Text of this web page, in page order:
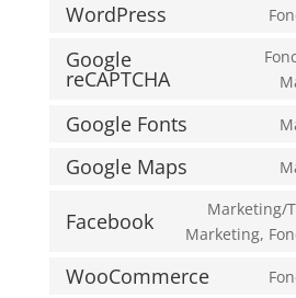
WordPress
Google
reCAPTCHA
Google Fonts
Google Maps
Facebook
Marketing/
Marketing,
WooCommerce